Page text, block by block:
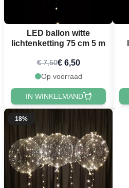
LED ballon witte
lichtenketting 75 cm 5 m
€ 7,50€ 6,50
Op voorraad
IN WINKELMAND
18%